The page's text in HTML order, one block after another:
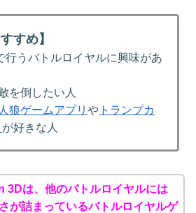
すめ】
うバトルロイヤルに興味があ
を倒したい人
人狼ゲームアプリや トランプカ
が好きな人
3Dは、他のバトルロイヤルには
が詰まっているバトルロイヤルゲ